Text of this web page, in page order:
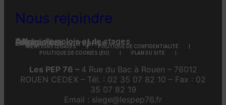
Nous rejoindre
Offres d’emplois et de stages
Adhésion
Faire un don
Engager son entreprise
MENTIONS LÉGALES
POLITIQUE DE CONFIDENTIALITÉ
POLITIQUE DE COOKIES (EU)
PLAN DU SITE
Les PEP 76 – 4 Rue du Bac à Rouen – 76012
ROUEN CEDEX – Tél. : 02 35 07 82 10 – Fax : 02
35 07 82 19
Email : siege@lespep76.fr